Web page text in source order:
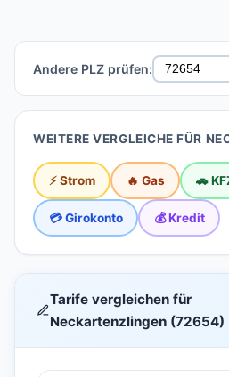
Andere PLZ prüfen:
WEITERE VERGLEICHE FÜR
⚡ Strom 🔥 Gas 🚗
💳 Girokonto 💰 Kredit
Tarife vergleichen für
Neckartenzlingen (72654)